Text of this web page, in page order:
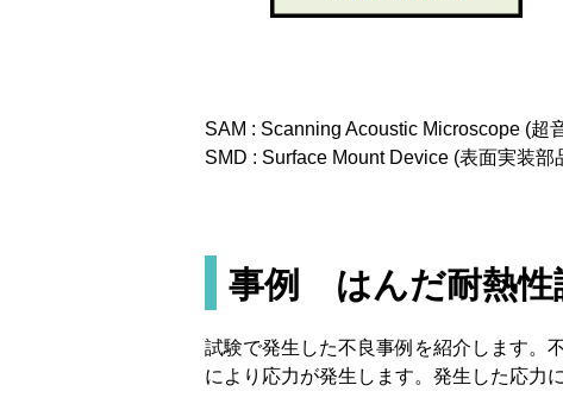
SAM : Scanning Acoustic Microscope (超
SMD : Surface Mount Device (表面実装部
事例 はんだ耐熱性
試験で発生した不良事例を紹介します。
により応力が発生します。発生した応力